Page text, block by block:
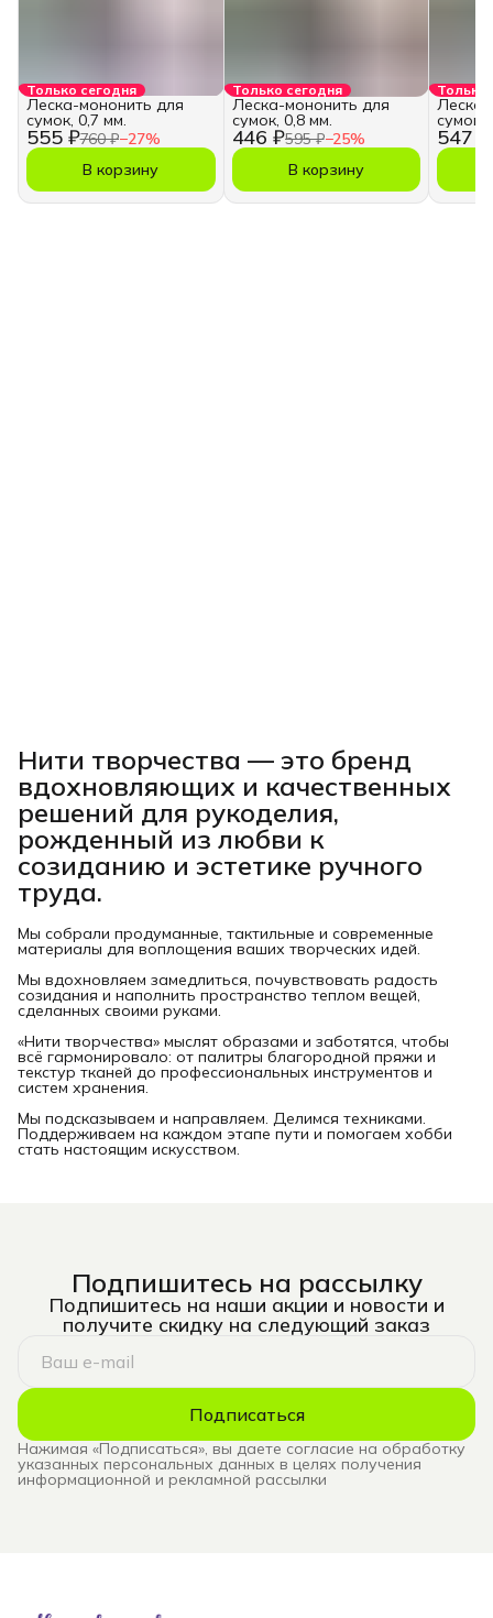
Только сегодня
555 ₽760 ₽−27%
Леска-мононить для
сумок, 0,7 мм.
В корзину
Только сегодня
446 ₽595 ₽−25%
Леска-мононить для
сумок, 0,8 мм.
В корзину
Только
547 ₽
Леска-
сумок,
Нити творчества — это бренд
вдохновляющих и качественных
решений для рукоделия,
рожденный из любви к
созиданию и эстетике ручного
труда.
Мы собрали продуманные, тактильные и современные
материалы для воплощения ваших творческих идей.
Мы вдохновляем замедлиться, почувствовать радость
созидания и наполнить пространство теплом вещей,
сделанных своими руками.
«Нити творчества» мыслят образами и заботятся, чтобы
всё гармонировало: от палитры благородной пряжи и
текстур тканей до профессиональных инструментов и
систем хранения.
Мы подсказываем и направляем. Делимся техниками.
Поддерживаем на каждом этапе пути и помогаем хобби
стать настоящим искусством.
Подпишитесь на рассылку
Подпишитесь на наши акции и новости и
получите скидку на следующий заказ
Подписаться
Нажимая «Подписаться», вы даете согласие на обработку
указанных персональных данных в целях получения
информационной и рекламной рассылки